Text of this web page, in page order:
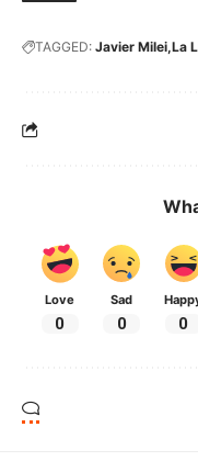
TAGGED: Javier Milei La
Love
0
Sad
0 0